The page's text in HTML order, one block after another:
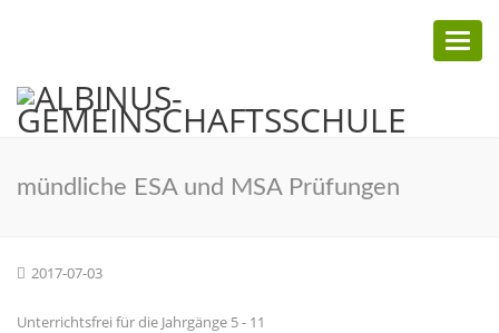
Toggle
mündliche ESA und MSA Prüfungen
2017-07-03
Unterrichtsfrei für die Jahrgänge 5 - 11